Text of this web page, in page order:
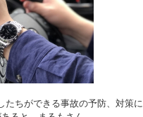
たちができる事故の予防、対策